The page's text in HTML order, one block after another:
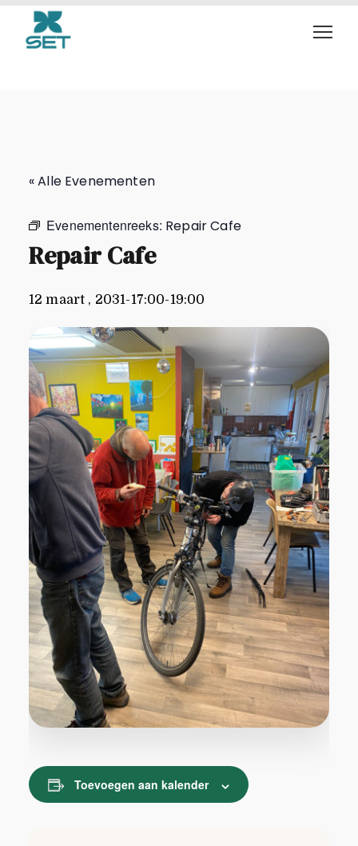
Repair Cafe
« Alle Evenementen
Evenementenreeks: Repair Cafe
Repair Cafe
12 maart , 2031-17:00-19:00
Toevoegen aan kalender